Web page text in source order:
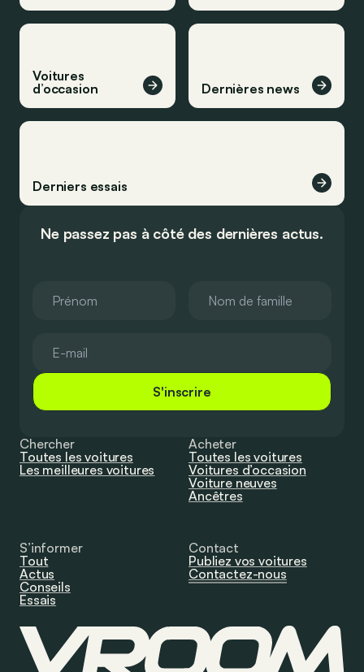
Voitures
d’occasion
Dernières news
Derniers essais
Ne passez pas à côté des dernières actus.
S'inscrire
Chercher
Toutes les voitures
Les meilleures voitures
Acheter
Toutes les voitures
Voitures d’occasion
Voiture neuves
Ancêtres
S’informer
Tout
Actus
Conseils
Essais
Contact
Publiez vos voitures
Contactez-nous